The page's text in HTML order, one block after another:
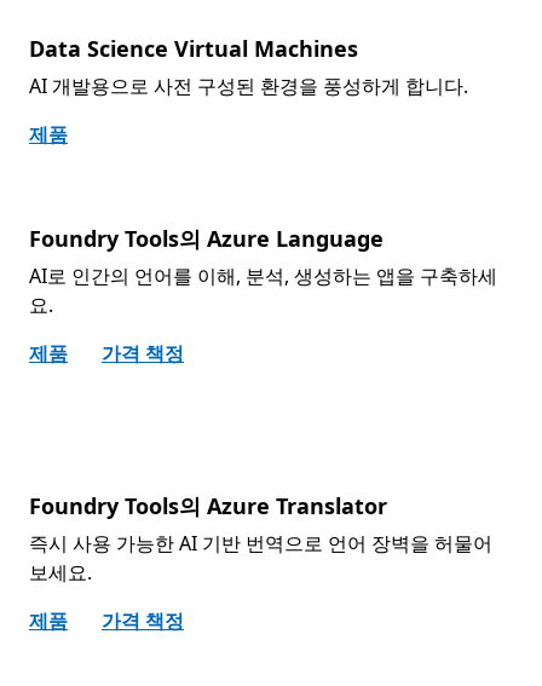
Data Science Virtual Machines
AI 개발용으로 사전 구성된 환경을 풍성하게 합니다.
제품
Foundry Tools의 Azure Language
AI로 인간의 언어를 이해, 분석, 생성하는 앱을 구축하세
요.
제품
가격 책정
Foundry Tools의 Azure Translator
즉시 사용 가능한 AI 기반 번역으로 언어 장벽을 허물어
보세요.
제품
가격 책정